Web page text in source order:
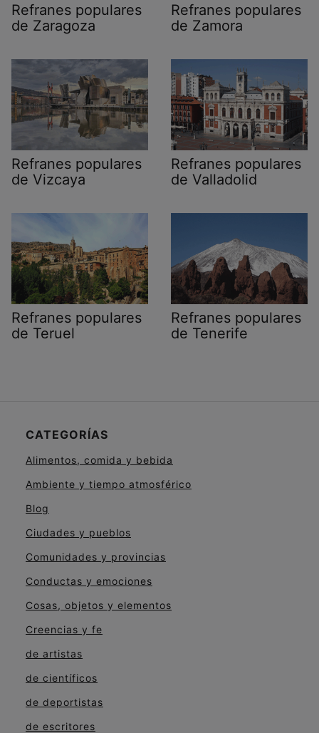
Refranes populares
de Zaragoza
Refranes populares
de Zamora
Refranes populares
de Vizcaya
Refranes populares
de Valladolid
Refranes populares
de Teruel
Refranes populares
de Tenerife
CATEGORÍAS
Alimentos, comida y bebida
Ambiente y tiempo atmosférico
Blog
Ciudades y pueblos
Comunidades y provincias
Conductas y emociones
Cosas, objetos y elementos
Creencias y fe
de artistas
de científicos
de deportistas
de escritores